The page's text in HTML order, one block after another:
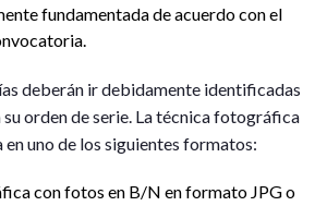
fundamentada de acuerdo con el
deberán ir debidamente identificadas
su orden de serie. La técnica fotográfica
uno de los siguientes formatos:
con fotos en B/N en formato JPG o